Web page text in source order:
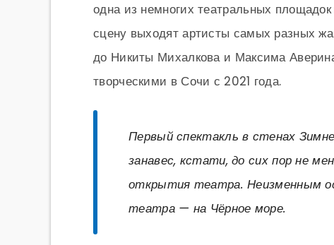
одна из немногих театральных
сцену выходят артисты самых разных
до Никиты Михалкова и Максима
творческими в Сочи с 2021 года.
Первый спектакль в стенах
занавес, кстати, до сих пор не
открытия театра. Неизменным
театра — на Чёрное море.